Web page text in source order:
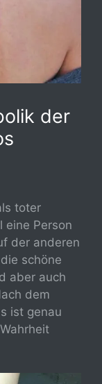
der
toter
eine Person
der anderen
schöne
aber auch
dem
ist genau